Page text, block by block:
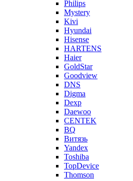
Philips
Mystery
Kivi
Hyundai
Hisense
HARTENS
Haier
GoldStar
Goodview
DNS
Digma
Dexp
Daewoo
CENTEK
BQ
Витязь
Yandex
Toshiba
TopDevice
Thomson